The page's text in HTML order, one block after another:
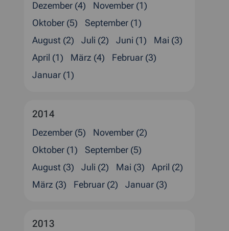
Dezember (4)
November (1)
Oktober (5)
September (1)
August (2)
Juli (2) Juni (1)
Mai (3)
April (1)
März (4)
Februar (3)
Januar (1)
2014
Dezember (5)
November (2)
Oktober (1)
September (5)
August (3)
Juli (2) Mai (3)
April (2)
März (3)
Februar (2) Januar (3)
2013